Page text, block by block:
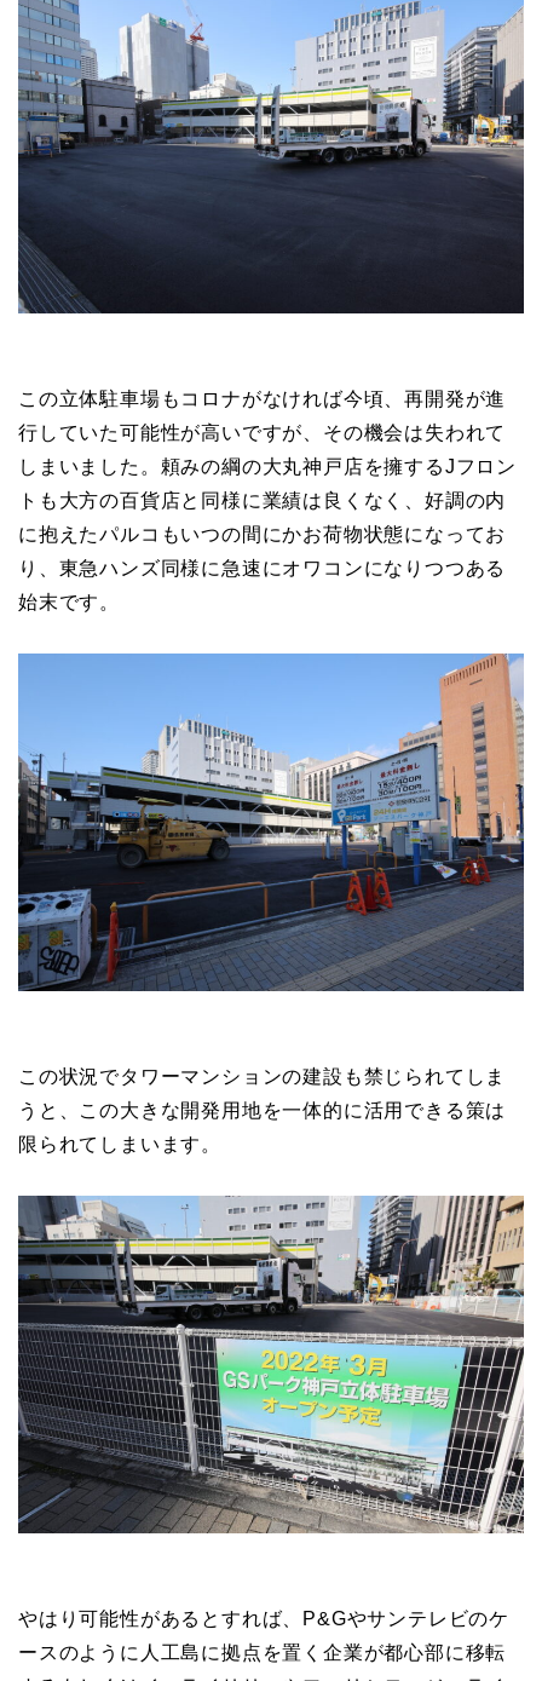
この立体駐車場もコロナがなければ今頃、再開発が進
行していた可能性が高いですが、その機会は失われて
しまいました。頼みの綱の大丸神戸店を擁するJフロン
トも大方の百貨店と同様に業績は良くなく、好調の内
に抱えたパルコもいつの間にかお荷物状態になってお
り、東急ハンズ同様に急速にオワコンになりつつある
始末です。
この状況でタワーマンションの建設も禁じられてしま
うと、この大きな開発用地を一体的に活用できる策は
限られてしまいます。
やはり可能性があるとすれば、P&Gやサンテレビのケ
ースのように人工島に拠点を置く企業が都心部に移転